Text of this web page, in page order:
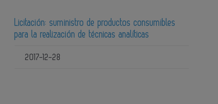
Licitación: suministro de productos consumibles
para la realización de técnicas analíticas
2017-12-28